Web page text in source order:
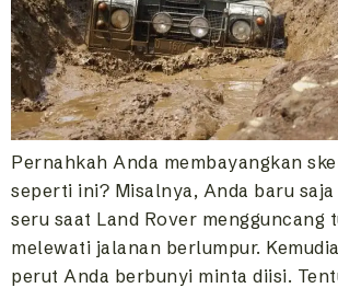
Pernahkah Anda membayangkan
seperti ini? Misalnya, Anda baru
seru saat Land Rover mengguncang
melewati jalanan berlumpur.
perut Anda berbunyi minta diisi.